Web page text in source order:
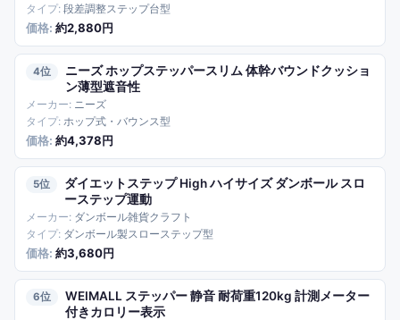
段差調整ステップ台型
約2,880円
4
ニーズ ホップステッパースリム 体幹バウンドクッショ
ン薄型遮音性
ニーズ
ホップ式・バウンス型
約4,378円
5
ダイエットステップ High ハイサイズ ダンボール スロ
ーステップ運動
ダンボール雑貨クラフト
ダンボール製スローステップ型
約3,680円
6
WEIMALL ステッパー 静音 耐荷重120kg 計測メーター
付きカロリー表示